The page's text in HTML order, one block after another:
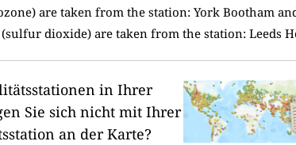
are taken from the station: York Bootham
(sulfur dioxide) are taken from the station: Leeds
in Ihrer
Sie sich nicht mit Ihrer
an der Karte?